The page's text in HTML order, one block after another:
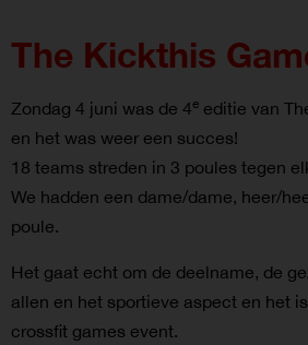
The Kickthis
Zondag 4 juni was de 4e editie van
en het was weer een succes!
18 teams streden in 3 poules tegen
We hadden een dame/dame, heer/
poule.
Het gaat echt om de deelname, de
allen en het sportieve aspect en het
crossfit games event.